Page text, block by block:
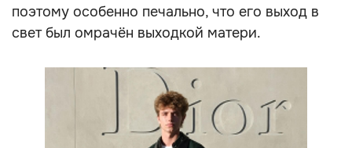
поэтому особенно печально, что его выход в
свет был омрачён выходкой матери.